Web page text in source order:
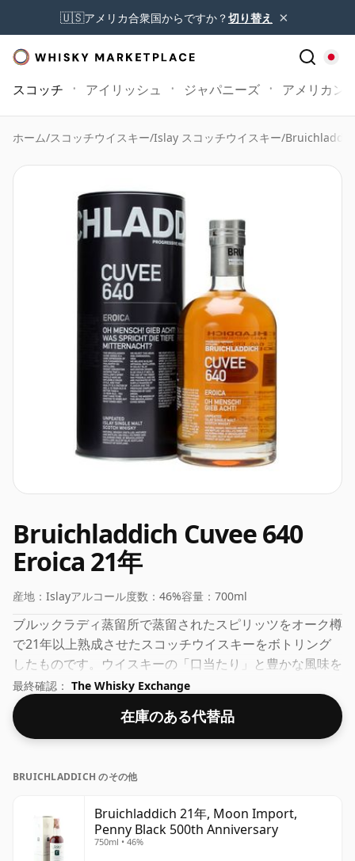
🇺🇸アメリカ合衆国からですか？切り替え ×
スコッチ アイリッシュ ジャパニーズ アメリカン
ホーム/スコッチウイスキー/Islay スコッチウイスキー/
Bruichladdich Cuvee 640
Eroica 21年
産地： Islayアルコール度数： 46%容量： 700ml
ブルックラディ蒸留所で蒸留されたスピリッツをオーク樽
で21年以上熟成させたスコッチウイスキーをボトリング
したものです。ウイスキーの「口当たり」と豊かな風味を
体験するには、46% が適切なアルコール度数であると多
くの人が考えています。
最終確認： The Whisky Exchange
在庫のある代替品
BRUICHLADDICH のその他
Bruichladdich 21年, Moon Import,
Penny Black 500th Anniversary
750ml • 46%